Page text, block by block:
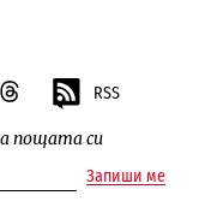
threads RSS
пощата си
Запиши ме